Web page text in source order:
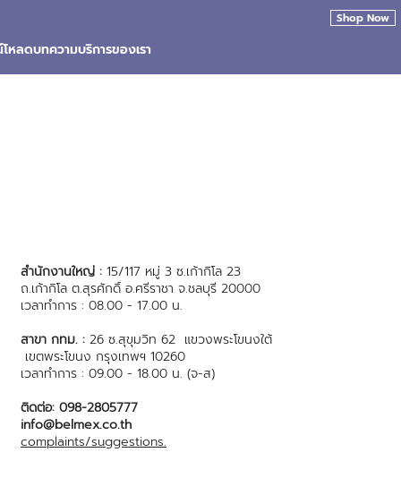
โหลดบทความบริการของเรา
Shop Now
สำนักงานใหญ่ :15/117 หมู่ 3 ซ.เก้ากิโล 23
ถ.เก้ากิโล ต.สุรศักดิ์ อ.ศรีราชา จ.ชลบุรี 20000
เวลาทำการ : 08.00 - 17.00 น.
สาขา กทม. : 26 ซ.สุขุมวิท 62 แขวงพระโขนงใต้
เขตพระโขนง กรุงเทพฯ 10260
เวลาทำการ : 09.00 - 18.00 น. (จ-ส)
ติดต่อ: 098-2805777
info@belmex.co.th
complaints/suggestions.